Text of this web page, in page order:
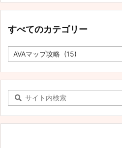
すべてのカテゴリー
べ
の
カ
ゴ
リ
ー